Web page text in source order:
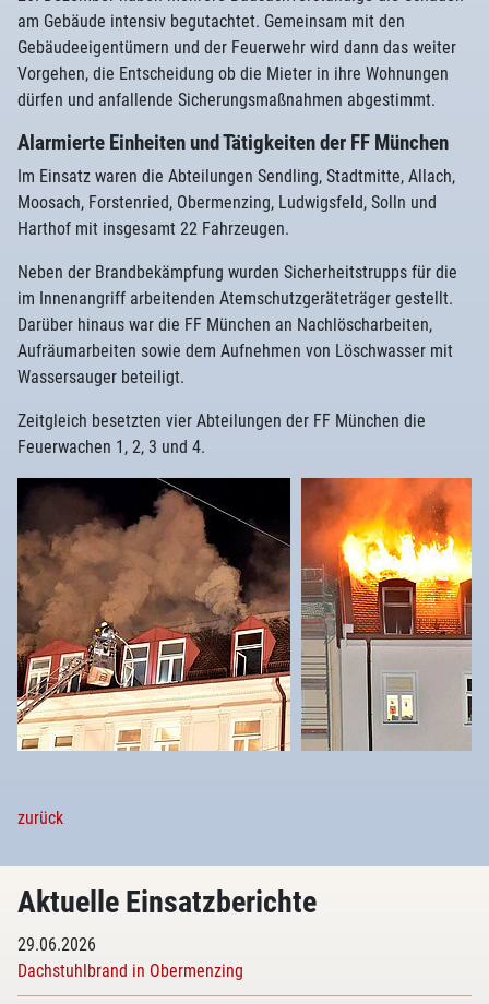
am Gebäude intensiv begutachtet. Gemeinsam mit den
Gebäudeeigentümern und der Feuerwehr wird dann das weiter
Vorgehen, die Entscheidung ob die Mieter in ihre Wohnungen
dürfen und anfallende Sicherungsmaßnahmen abgestimmt.
Alarmierte Einheiten und Tätigkeiten der FF München
Im Einsatz waren die Abteilungen Sendling, Stadtmitte, Allach,
Moosach, Forstenried, Obermenzing, Ludwigsfeld, Solln und
Harthof mit insgesamt 22 Fahrzeugen.
Neben der Brandbekämpfung wurden Sicherheitstrupps für die
im Innenangriff arbeitenden Atemschutzgeräteträger gestellt.
Darüber hinaus war die FF München an Nachlöscharbeiten,
Aufräumarbeiten sowie dem Aufnehmen von Löschwasser mit
Wassersauger beteiligt.
Zeitgleich besetzten vier Abteilungen der FF München die
Feuerwachen 1, 2, 3 und 4.
zurück
Aktuelle Einsatzberichte
29.06.2026
Dachstuhlbrand in Obermenzing